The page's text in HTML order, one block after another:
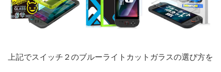
上記でスイッチ２のブルーライトカットガラスの選び方を